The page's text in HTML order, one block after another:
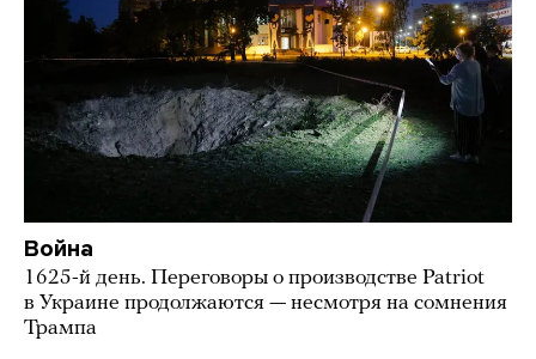
Война
1625-й день. Переговоры о производстве Patriot
в Украине продолжаются — несмотря на сомнения
Трампа